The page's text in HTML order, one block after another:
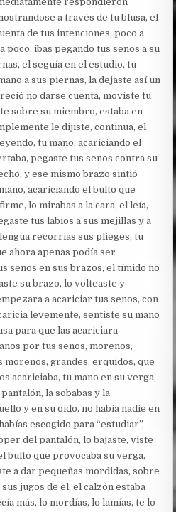
a través de tu blusa, el
de tus intenciones, poco a
poco, ibas pegando tus senos a su
el seguía en el estudio, tu
a sus piernas, la dejaste así un
no darse cuenta, moviste tu
sobre su miembro, estaba en
le dijiste, continua, el
tu mano, acariciando el
pegaste tus senos contra su
y ese mismo brazo sintió
acariciando el bulto que
lo mirabas a la cara, el leía,
tus labios a sus mejillas y a
recorrias sus plieges, tu
ahora apenas podía ser
senos en sus brazos, el tímido no
su brazo, lo volteaste y
a acariciar tus senos, con
levemente, sentiste su mano
para que las acariciara
por tus senos, morenos,
morenos, grandes, erquidos, que
acariciaba, tu mano en su verga,
la sobabas y la
y en su oido, no habia nadie en
escogido para “estudiar”,
del pantalón, lo bajaste, viste
bulto que provocaba su verga,
a dar pequeñas mordidas, sobre
jugos de el, el calzón estaba
más, lo mordías, lo lamías, te lo